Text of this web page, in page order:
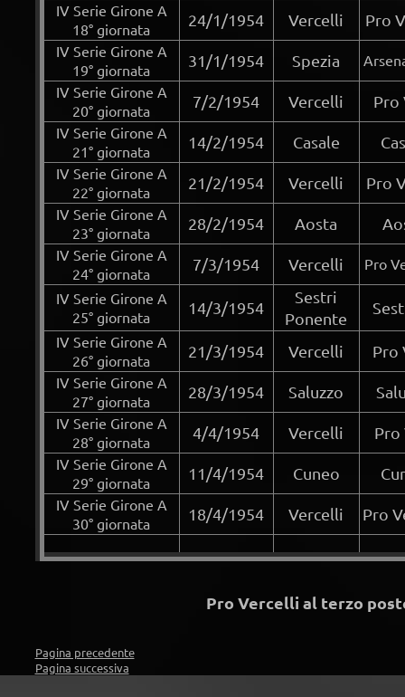
IV Serie Girone A
18° giornata
24/1/1954 Vercelli Pro
IV Serie Girone A
19° giornata
31/1/1954 Spezia
IV Serie Girone A
20° giornata
7/2/1954 Vercelli Pro
IV Serie Girone A
21° giornata
14/2/1954 Casale
IV Serie Girone A
22° giornata
21/2/1954 Vercelli Pro
IV Serie Girone A
23° giornata
28/2/1954 Aosta
IV Serie Girone A
24° giornata
7/3/1954 Vercelli
Pro
IV Serie Girone A
25° giornata
14/3/1954
Sestri
Ponente
IV Serie Girone A
26° giornata
21/3/1954 Vercelli Pro
IV Serie Girone A
27° giornata
28/3/1954 Saluzzo
IV Serie Girone A
28° giornata
4/4/1954 Vercelli Pro
IV Serie Girone A
29° giornata
11/4/1954 Cuneo
IV Serie Girone A
30° giornata
18/4/1954 Vercelli Pro
Pro Vercelli al terzo
Pagina precedente
Pagina successiva